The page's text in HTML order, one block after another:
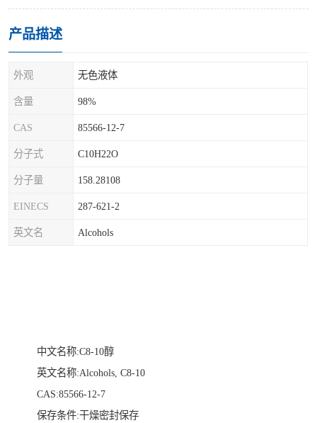
产品描述
外观 无色液体
含量 98%
CAS 85566-12-7
分子式 C10H22O
分子量 158.28108
EINECS 287-621-2
英文名 Alcohols
中文名称:C8-10醇
英文名称:Alcohols, C8-10
CAS:85566-12-7
保存条件:干燥密封保存